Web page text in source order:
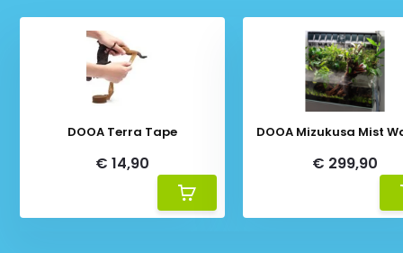
DOOA Terra Tape
€ 14,90
DOOA Mizukusa Mist
€ 299,90